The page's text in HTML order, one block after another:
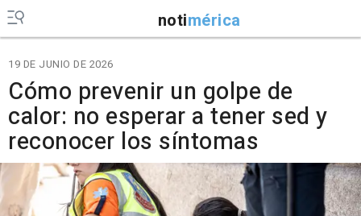
notimérica
19 DE JUNIO DE 2026
Cómo prevenir un golpe de
calor: no esperar a tener sed y
reconocer los síntomas